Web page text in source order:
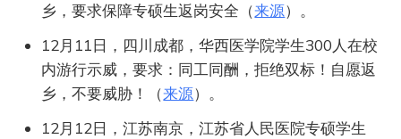
乡，要求保障专硕生返岗安全（来源）。
12月11日，四川成都，华西医学院学生300人在校
内游行示威，要求：同工同酬，拒绝双标！自愿返
乡，不要威胁！（来源）。
12月12日，江苏南京，江苏省人民医院专硕学生